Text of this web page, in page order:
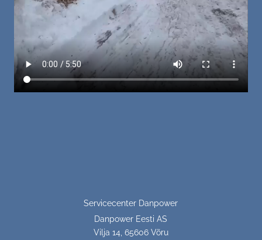
Servicecenter Danpower
Danpower Eesti AS
Vilja 14, 65606 Võru